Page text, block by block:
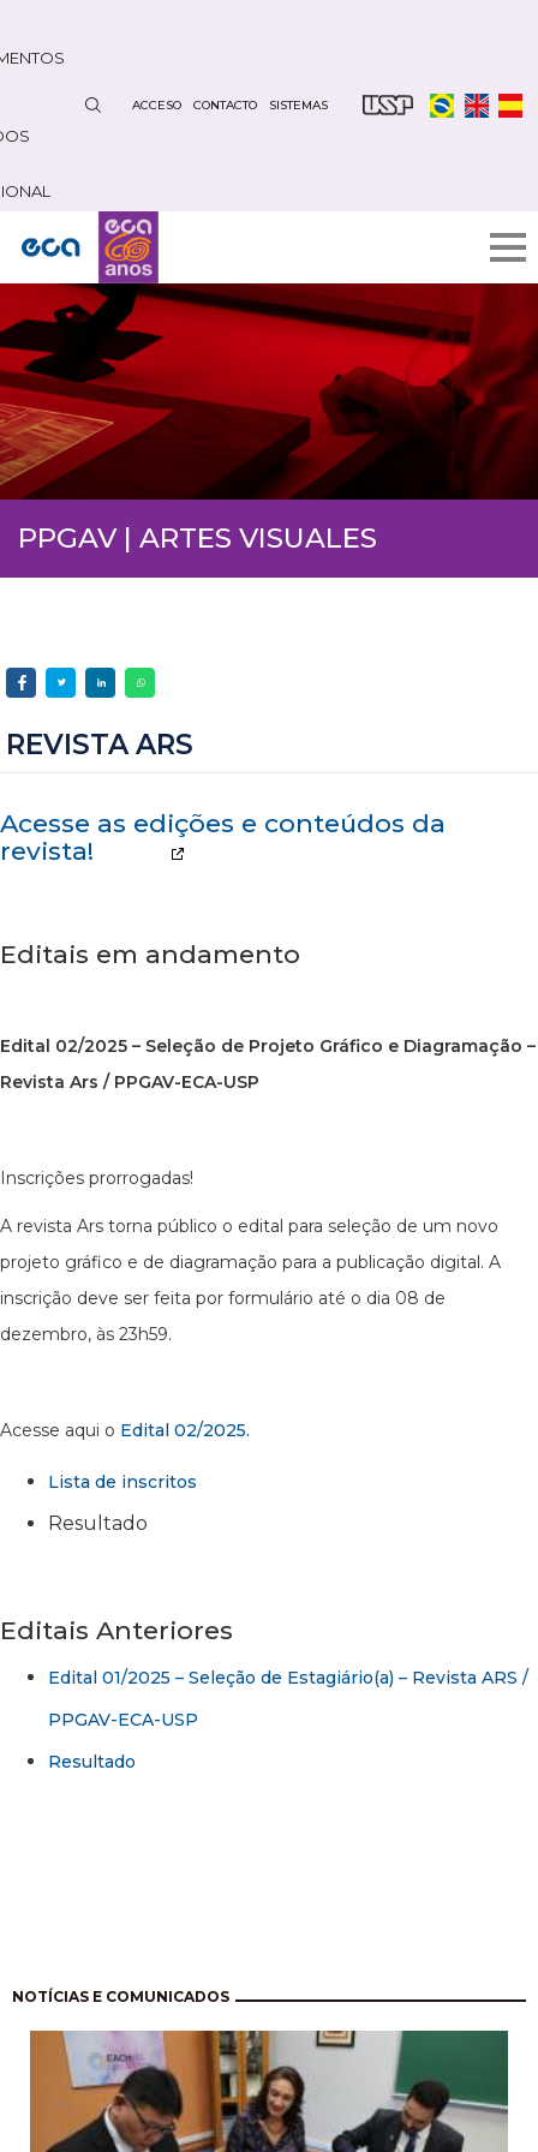
contenido
ACCESO CONTACTO SISTEMAS
PPGAV | ARTES VISUALES
REVISTA ARS
Acesse as edições e conteúdos da
revista!
Editais em andamento
Edital 02/2025 – Seleção de Projeto Gráfico e Diagramação –
Revista Ars / PPGAV-ECA-USP
Inscrições prorrogadas!
A revista Ars torna público o edital para seleção de um novo
projeto gráfico e de diagramação para a publicação digital. A
inscrição deve ser feita por formulário até o dia 08 de
dezembro, às 23h59.
Acesse aqui o Edital 02/2025.
Lista de inscritos
Resultado
Editais Anteriores
Edital 01/2025 – Seleção de Estagiário(a) – Revista ARS /
PPGAV-ECA-USP
Resultado
NOTÍCIAS E COMUNICADOS
Paginación